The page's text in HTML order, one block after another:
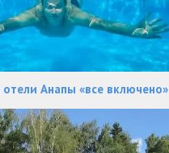
Анапы «все включено»